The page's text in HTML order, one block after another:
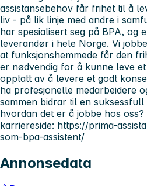
assistansebehov får frihet til å
liv - på lik linje med andre i
har spesialisert seg på BPA, og
leverandør i hele Norge. Vi
at funksjonshemmede får den
er nødvendig for å kunne leve
opptatt av å levere et godt
ha profesjonelle medarbeidere
sammen bidrar til en
hvordan det er å jobbe hos
karriereside: https://prima-
som-bpa-assistent/
Annonsedata